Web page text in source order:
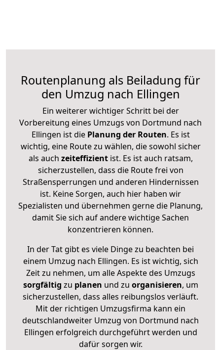
Routenplanung als Beiladung für
den Umzug nach Ellingen
Ein weiterer wichtiger Schritt bei der
Vorbereitung eines Umzugs von Dortmund nach
Ellingen ist diePlanung der Routen. Es ist
wichtig, eine Route zu wählen, die sowohl sicher
als auch zeiteffizientist. Es ist auch ratsam,
sicherzustellen, dass die Route frei von
Straßensperrungen und anderen Hindernissen
ist. Keine Sorgen, auch hier haben wir
Spezialisten und übernehmen gerne die Planung,
damit Sie sich auf andere wichtige Sachen
konzentrieren können.
In der Tat gibt es viele Dinge zu beachten bei
einem Umzug nach Ellingen. Es ist wichtig, sich
Zeit zu nehmen, um alle Aspekte des Umzugs
sorgfältig zu planen und zu organisieren, um
sicherzustellen, dass alles reibungslos verläuft.
Mit der richtigen Umzugsfirma kann ein
deutschlandweiter Umzug von Dortmund nach
Ellingen erfolgreich durchgeführt werden und
dafür sorgen wir.